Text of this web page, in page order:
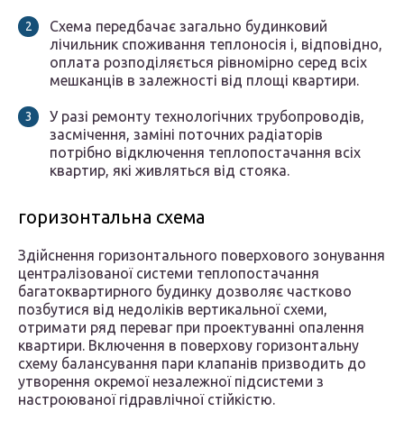
Схема передбачає загально будинковий
лічильник споживання теплоносія і, відповідно,
оплата розподіляється рівномірно серед всіх
мешканців в залежності від площі квартири.
У разі ремонту технологічних трубопроводів,
засмічення, заміні поточних радіаторів
потрібно відключення теплопостачання всіх
квартир, які живляться від стояка.
горизонтальна схема
Здійснення горизонтального поверхового зонування
централізованої системи теплопостачання
багатоквартирного будинку дозволяє частково
позбутися від недоліків вертикальної схеми,
отримати ряд переваг при проектуванні опалення
квартири. Включення в поверхову горизонтальну
схему балансування пари клапанів призводить до
утворення окремої незалежної підсистеми з
настроюваної гідравлічної стійкістю.